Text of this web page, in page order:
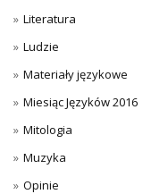
Literatura
Ludzie
Materiały językowe
Miesiąc Języków 2016
Mitologia
Muzyka
Opinie